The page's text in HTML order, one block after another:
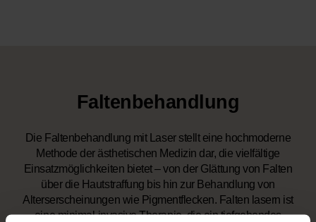
Faltenbehandlung
Die Faltenbehandlung mit Laser stellt eine hochmoderne
Methode der ästhetischen Medizin dar, die vielfältige
Einsatzmöglichkeiten bietet – von der Glättung von Falten
über die Hautstraffung bis hin zur Behandlung von
Alterserscheinungen wie Pigmentflecken. Falten lasern ist
eine minimal-invasive Therapie, die ein tiefgehendes